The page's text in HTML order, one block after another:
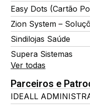
Easy Dots (Cartão
Zion System –
Sindilojas Saúde
Supera Sistemas
Ver todas
Parceiros e